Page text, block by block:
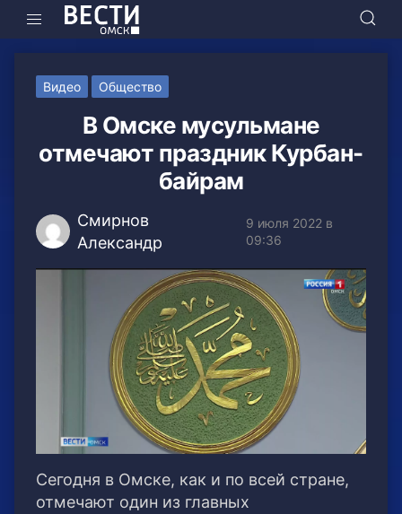
Видео Общество
В Омске мусульмане
отмечают праздник Курбан-
байрам
Смирнов
Александр
9 июля 2022 в
09:36
Сегодня в Омске, как и по всей стране,
отмечают один из главных